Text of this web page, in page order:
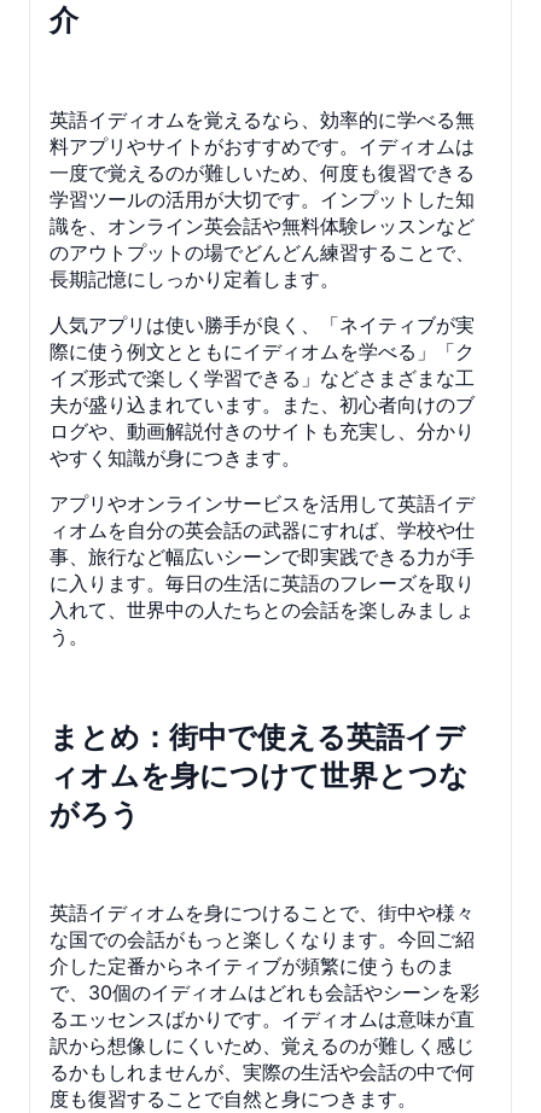
介
英語イディオムを覚えるなら、効率的に学べる無
料アプリやサイトがおすすめです。イディオムは
一度で覚えるのが難しいため、何度も復習できる
学習ツールの活用が大切です。インプットした知
識を、オンライン英会話や無料体験レッスンなど
のアウトプットの場でどんどん練習することで、
長期記憶にしっかり定着します。
人気アプリは使い勝手が良く、「ネイティブが実
際に使う例文とともにイディオムを学べる」「ク
イズ形式で楽しく学習できる」などさまざまな工
夫が盛り込まれています。また、初心者向けのブ
ログや、動画解説付きのサイトも充実し、分かり
やすく知識が身につきます。
アプリやオンラインサービスを活用して英語イデ
ィオムを自分の英会話の武器にすれば、学校や仕
事、旅行など幅広いシーンで即実践できる力が手
に入ります。毎日の生活に英語のフレーズを取り
入れて、世界中の人たちとの会話を楽しみましょ
う。
まとめ：街中で使える英語イデ
ィオムを身につけて世界とつな
がろう
英語イディオムを身につけることで、街中や様々
な国での会話がもっと楽しくなります。今回ご紹
介した定番からネイティブが頻繁に使うものま
で、30個のイディオムはどれも会話やシーンを彩
るエッセンスばかりです。イディオムは意味が直
訳から想像しにくいため、覚えるのが難しく感じ
るかもしれませんが、実際の生活や会話の中で何
度も復習することで自然と身につきます。